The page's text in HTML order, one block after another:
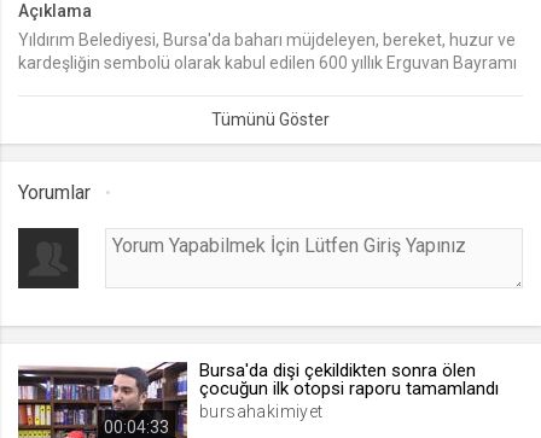
lang
.web.tv
Seçilen dil tercihini tutmak
.web.tv
[hash]
.web.tv
Açıklama
Yıldırım Belediyesi, Bursa'da baharı müjdeleyen, bereket, huzur ve
kardeşliğin sembolü olarak kabul edilen 600 yıllık Erguvan Bayramı
İzinde 3. Geleneksel Erguvan Bayramı’ etkinlikleriyle yaşatıyor.
Yorumlar
00:04:33
Bursa'da dişi çekildikten sonra ölen
çocuğun ilk otopsi raporu tamamlandı
bursahakimiyet